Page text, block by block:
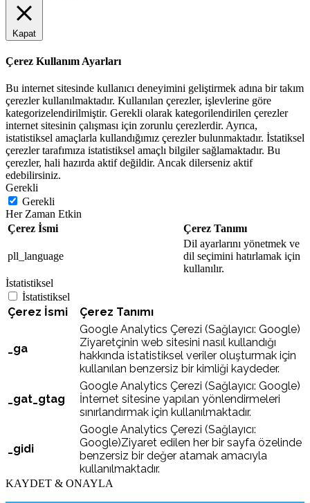
Kapat
Çerez Kullanım Ayarları
Bu internet sitesinde kullanıcı deneyimini geliştirmek adına bir takım
çerezler kullanılmaktadır. Kullanılan çerezler, işlevlerine göre
kategorizelendirilmiştir. Gerekli olarak kategorilendirilen çerezler
internet sitesinin çalışması için zorunlu çerezlerdir. Ayrıca,
istatistiksel amaçlarla kullandığımız çerezler bulunmaktadır. İstatiksel
çerezler tarafımıza istatistiksel amaçlı bilgiler sağlamaktadır. Bu
çerezler, hali hazırda aktif değildir. Ancak dilerseniz aktif
edebilirsiniz.
Gerekli
Gerekli
Her Zaman Etkin
Çerez İsmi
Çerez Tanımı
pll_language
Dil ayarlarını yönetmek ve
dil seçimini hatırlamak için
kullanılır.
İstatistiksel
İstatistiksel
Çerez İsmi Çerez Tanımı
_ga
Google Analytics Çerezi (Sağlayıcı: Google)
Ziyaretçinin web sitesini nasıl kullandığı
hakkında istatistiksel veriler oluşturmak için
kullanılan benzersiz bir kimliği kaydeder.
_gat_gtag
Google Analytics Çerezi (Sağlayıcı: Google)
İnternet sitesine yapılan yönlendirmeleri
sınırlandırmak için kullanılmaktadır.
_gidi
Google Analytics Çerezi (Sağlayıcı:
Google)Ziyaret edilen her bir sayfa özelinde
benzersiz bir değer atamak amacıyla
kullanılmaktadır.
KAYDET & ONAYLA